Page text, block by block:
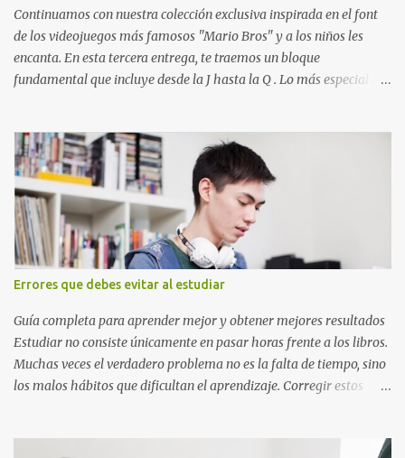
que define a toda la colección. Primera parte del juego de letras
in...
Continuamos con nuestra colección exclusiva inspirada en el font
de los videojuegos más famosos "Mario Bros" y a los niños les
encanta. En esta tercera entrega, te traemos un bloque
fundamental que incluye desde la J hasta la Q . Lo más especial de
desde la J hasta la Q ¿Qué incluye este bloque de letras? En esta
sección de evecrea.com , encontrarás imágenes individuales en alta
resolución de las siguientes letras: Letras vibrantes : La J y la M en
el clásico rojo de la gorra de Mario. Tonos azules : La K y la Ñ , que
destacan por su diseño limpio y audaz. Colores secundarios : La L y
la Q en amarillo brillante, junto con la N y la P en un verde
inspirado en los niveles de los juegos. Formas icónicas : No te
pierdas la letra O , diseñada con ese estilo geométrico tan carac...
Errores que debes evitar al estudiar
Guía completa para aprender mejor y obtener mejores resultados
Estudiar no consiste únicamente en pasar horas frente a los libros.
Muchas veces el verdadero problema no es la falta de tiempo, sino
los malos hábitos que dificultan el aprendizaje. Corregir estos